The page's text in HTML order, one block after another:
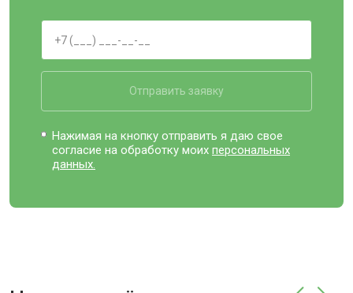
Отправить заявку
Нажимая на кнопку отправить я даю свое
согласие на обработку моихперсональных
данных.